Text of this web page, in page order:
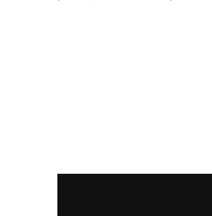
Cercavo persone
MOURINHO«Un